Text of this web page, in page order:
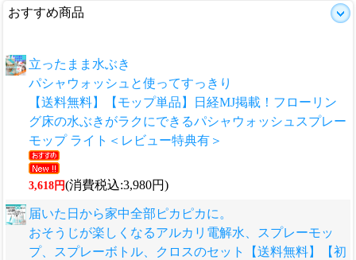
おすすめ商品
立ったまま水ぶき
パシャウォッシュと使ってすっきり
【送料無料】【モップ単品】日経MJ掲載！フローリン
グ床の水ぶきがラクにできるパシャウォッシュスプレー
モップ ライト＜レビュー特典有＞
3,618円(消費税込:3,980円)
届いた日から家中全部ピカピカに。
おそうじが楽しくなるアルカリ電解水、スプレーモッ
プ、スプレーボトル、クロスのセット
【送料無料】【初